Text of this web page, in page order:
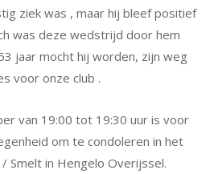
ziek was , maar hij bleef positief
was deze wedstrijd door hem
jaar mocht hij worden, zijn weg
voor onze club .
van 19:00 tot 19:30 uur is voor
om te condoleren in het
Smelt in Hengelo Overijssel.